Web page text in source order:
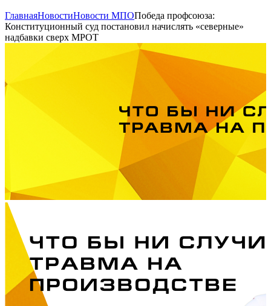
ГлавнаяНовостиНовости МПОПобеда профсоюза:
Конституционный суд постановил начислять «северные»
надбавки сверх МРОТ